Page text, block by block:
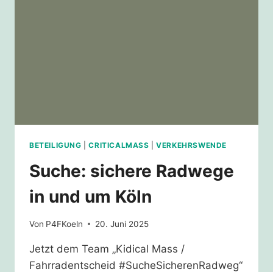
BETEILIGUNG |CRITICALMASS |VERKEHRSWENDE
Suche: sichere Radwege
in und um Köln
Von P4FKoeln 20. Juni 2025
Jetzt dem Team „Kidical Mass /
Fahrradentscheid #SucheSicherenRadweg“